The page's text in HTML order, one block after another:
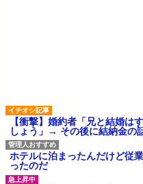
【衝撃】婚約者「兄と結婚は
しょう」→ その後に結納金の
ホテルに泊まったんだけど従
ったのだ